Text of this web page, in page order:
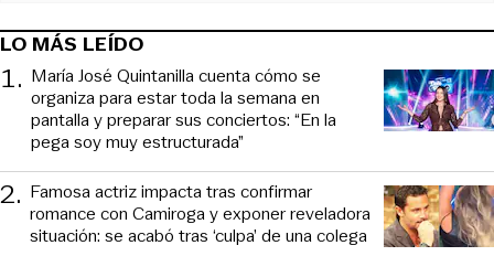
LO MÁS LEÍDO
1. María José Quintanilla cuenta cómo se
organiza para estar toda la semana en
pantalla y preparar sus conciertos: “En la
pega soy muy estructurada”
2. Famosa actriz impacta tras confirmar
romance con Camiroga y exponer reveladora
situación: se acabó tras ‘culpa’ de una colega